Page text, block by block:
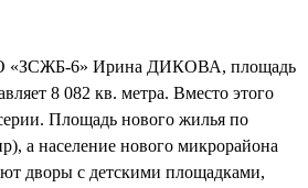
«ЗСЖБ-6» Ирина ДИКОВА, площадь
8 082 кв. метра. Вместо этого
Площадь нового жилья по
а население нового микрорайона
дворы с детскими площадками,